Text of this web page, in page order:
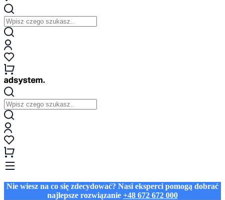
Nie wiesz na co się zdecydować? Nasi eksperci pomogą dobrać
najlepsze rozwiązanie +48 672 672 000